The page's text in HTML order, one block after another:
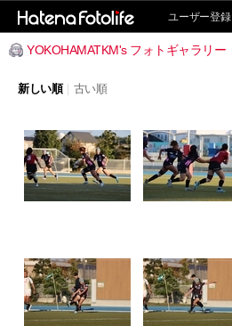
ユーザー登録
YOKOHAMATKM's フォトギャラリー
新しい順 | 古い順